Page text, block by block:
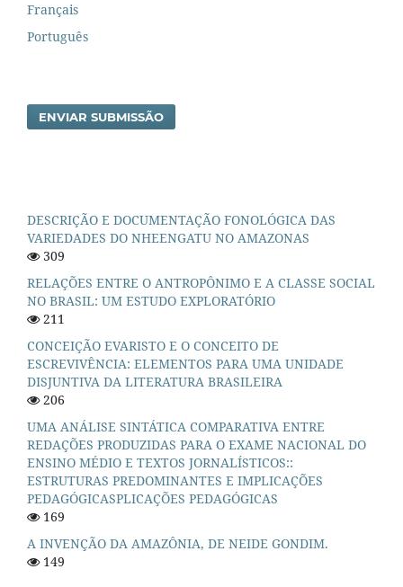
Français
Português
ENVIAR SUBMISSÃO
DESCRIÇÃO E DOCUMENTAÇÃO FONOLÓGICA DAS
VARIEDADES DO NHEENGATU NO AMAZONAS
309
RELAÇÕES ENTRE O ANTROPÔNIMO E A CLASSE SOCIAL
NO BRASIL: UM ESTUDO EXPLORATÓRIO
211
CONCEIÇÃO EVARISTO E O CONCEITO DE
ESCREVIVÊNCIA: ELEMENTOS PARA UMA UNIDADE
DISJUNTIVA DA LITERATURA BRASILEIRA
206
UMA ANÁLISE SINTÁTICA COMPARATIVA ENTRE
REDAÇÕES PRODUZIDAS PARA O EXAME NACIONAL DO
ENSINO MÉDIO E TEXTOS JORNALÍSTICOS::
ESTRUTURAS PREDOMINANTES E IMPLICAÇÕES
PEDAGÓGICASPLICAÇÕES PEDAGÓGICAS
169
A INVENÇÃO DA AMAZÔNIA, DE NEIDE GONDIM.
149